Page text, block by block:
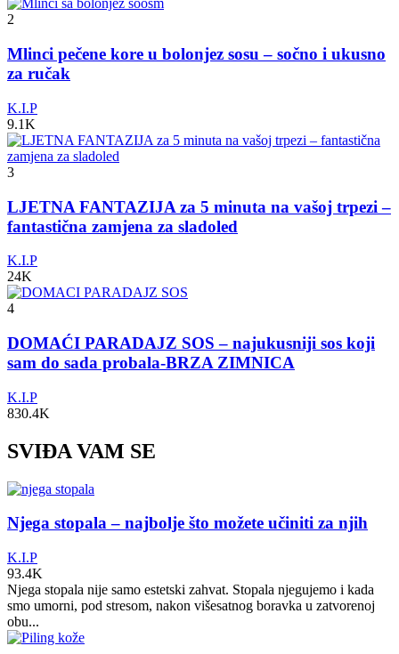
2
Mlinci pečene kore u bolonjez sosu – sočno i ukusno
za ručak
K.I.P
9.1K
3
LJETNA FANTAZIJA za 5 minuta na vašoj trpezi –
fantastična zamjena za sladoled
K.I.P
24K
4
DOMAĆI PARADAJZ SOS – najukusniji sos koji
sam do sada probala-BRZA ZIMNICA
K.I.P
830.4K
SVIĐA VAM SE
Njega stopala – najbolje što možete učiniti za njih
K.I.P
93.4K
Njega stopala nije samo estetski zahvat. Stopala njegujemo i kada
smo umorni, pod stresom, nakon višesatnog boravka u zatvorenoj
obu...